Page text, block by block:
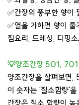
✅간장의 풍부한 향이
✅열을 가하면 향이
침요리, 드레싱, 디핑
💡양조간장 501, 701
양조간장을 살펴보면,
이 숫자는 '질소함량'을
간장은 질소 함량이